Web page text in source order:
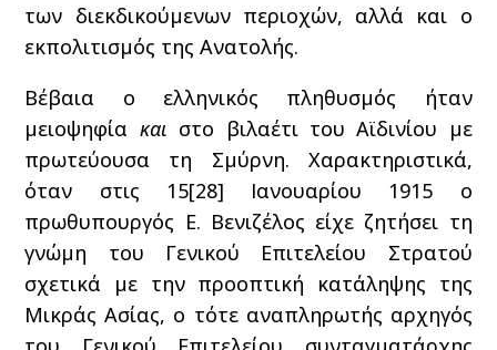
των διεκδικούμενων περιοχών, αλλά και ο
εκπολιτισμός της Ανατολής.
Βέβαια ο ελληνικός πληθυσμός ήταν
μειοψηφία και στο βιλαέτι του Αϊδινίου με
πρωτεύουσα τη Σμύρνη. Χαρακτηριστικά,
όταν στις 15[28] Ιανουαρίου 1915 ο
πρωθυπουργός Ε. Βενιζέλος είχε ζητήσει τη
γνώμη του Γενικού Επιτελείου Στρατού
σχετικά με την προοπτική κατάληψης της
Μικράς Ασίας, ο τότε αναπληρωτής αρχηγός